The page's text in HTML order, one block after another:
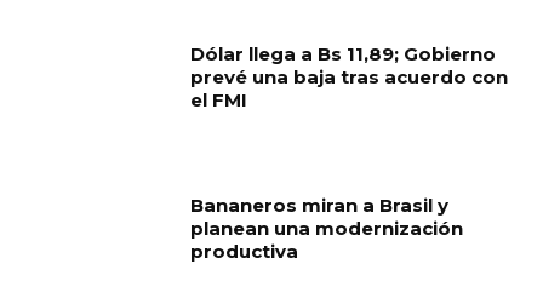
Dólar llega a Bs 11,89; Gobierno
prevé una baja tras acuerdo con
el FMI
Bananeros miran a Brasil y
planean una modernización
productiva